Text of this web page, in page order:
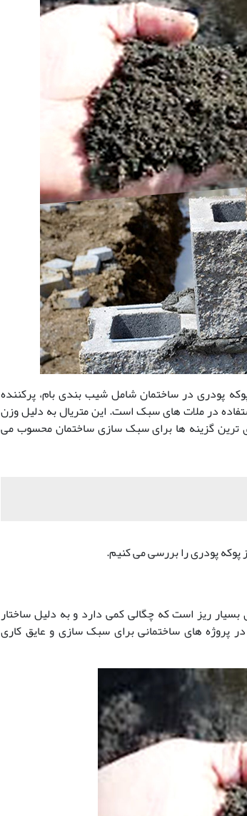
پودری در ساختمان شامل شیب بندی بام، پرکننده
در ملات های سبک است. این متریال به دلیل وزن
ترین گزینه ها برای سبک سازی ساختمان محسوب می
پوکه پودری را بررسی می کنیم.
ریز است که چگالی کمی دارد و به دلیل ساختار
پروژه های ساختمانی برای سبک سازی و عایق کاری